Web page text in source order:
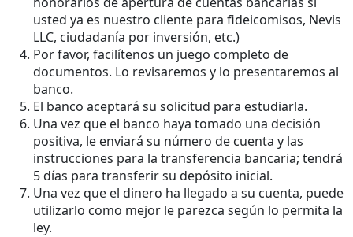
usted ya es nuestro cliente para fideicomisos, Nevis
LLC, ciudadanía por inversión, etc.)
Por favor, facilítenos un juego completo de
documentos. Lo revisaremos y lo presentaremos al
banco.
El banco aceptará su solicitud para estudiarla.
Una vez que el banco haya tomado una decisión
positiva, le enviará su número de cuenta y las
instrucciones para la transferencia bancaria; tendrá
5 días para transferir su depósito inicial.
Una vez que el dinero ha llegado a su cuenta, puede
utilizarlo como mejor le parezca según lo permita la
ley.